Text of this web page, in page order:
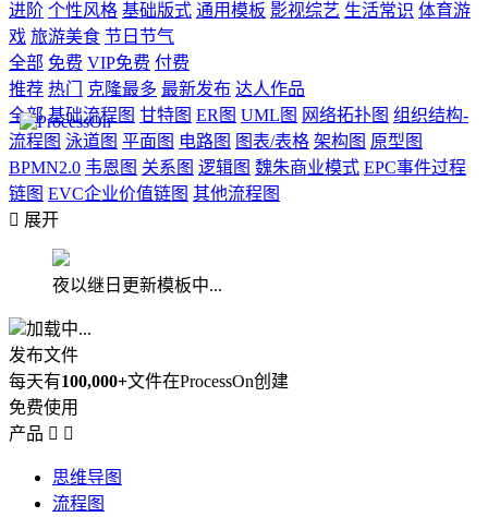
进阶 个性风格 基础版式 通用模板 影视综艺 生活常识 体育游
戏 旅游美食 节日节气
全部 免费 VIP免费 付费
推荐 热门 克隆最多 最新发布 达人作品
全部 基础流程图 甘特图 ER图 UML图 网络拓扑图 组织结构-
流程图 泳道图 平面图 电路图 图表/表格 架构图 原型图
BPMN2.0 韦恩图 关系图 逻辑图 魏朱商业模式 EPC事件过程
链图 EVC企业价值链图 其他流程图
 展开
夜以继日更新模板中...
加载中...
发布文件
每天有100,000+文件在ProcessOn创建
免费使用
产品  
思维导图
流程图